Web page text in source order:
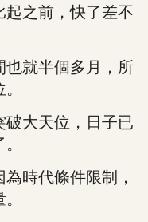
起之前，快了差不
就半個多月，所
大天位，日子已
時代條件限制，